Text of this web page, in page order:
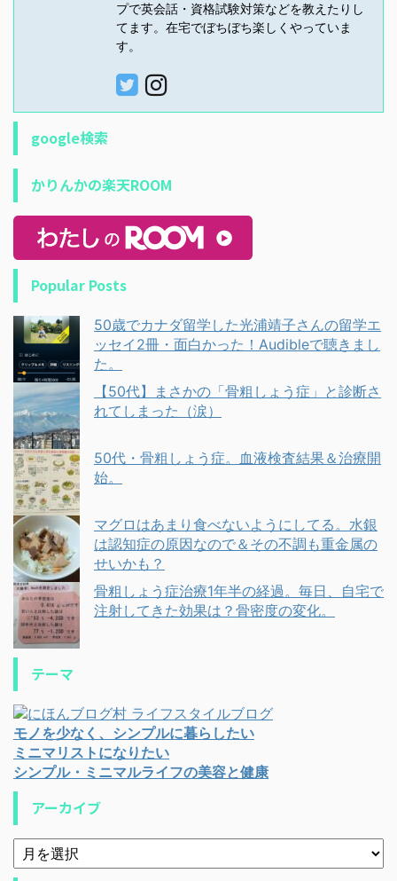
プで英会話・資格試験対策などを教えたりし
てます。在宅でぼちぼち楽しくやっていま
す。
google検索
かりんかの楽天ROOM
Popular Posts
50歳でカナダ留学した光浦靖子さんの留学エ
ッセイ2冊・面白かった！Audibleで聴きまし
た。
【50代】まさかの「骨粗しょう症」と診断さ
れてしまった（涙）
50代・骨粗しょう症。血液検査結果＆治療開
始。
マグロはあまり食べないようにしてる。水銀
は認知症の原因なので＆その不調も重金属の
せいかも？
骨粗しょう症治療1年半の経過。毎日、自宅で
注射してきた効果は？骨密度の変化。
テーマ
モノを少なく、シンプルに暮らしたい
ミニマリストになりたい
シンプル・ミニマルライフの美容と健康
アーカイブ